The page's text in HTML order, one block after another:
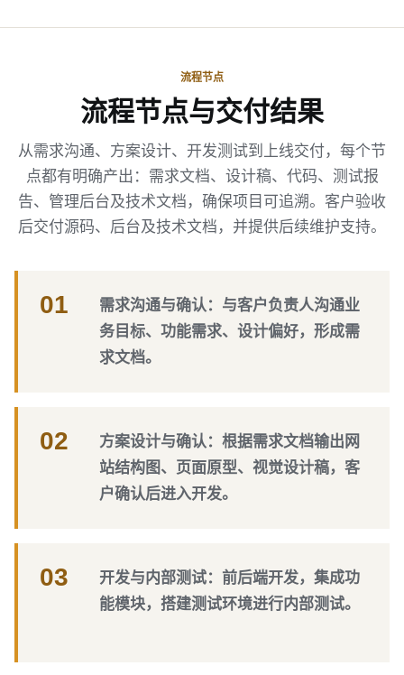
流程节点
流程节点与交付结果
从需求沟通、方案设计、开发测试到上线交付，每个节
点都有明确产出：需求文档、设计稿、代码、测试报
告、管理后台及技术文档，确保项目可追溯。客户验收
后交付源码、后台及技术文档，并提供后续维护支持。
01
需求沟通与确认：与客户负责人沟通业
务目标、功能需求、设计偏好，形成需
求文档。
02
方案设计与确认：根据需求文档输出网
站结构图、页面原型、视觉设计稿，客
户确认后进入开发。
03
开发与内部测试：前后端开发，集成功
能模块，搭建测试环境进行内部测试。